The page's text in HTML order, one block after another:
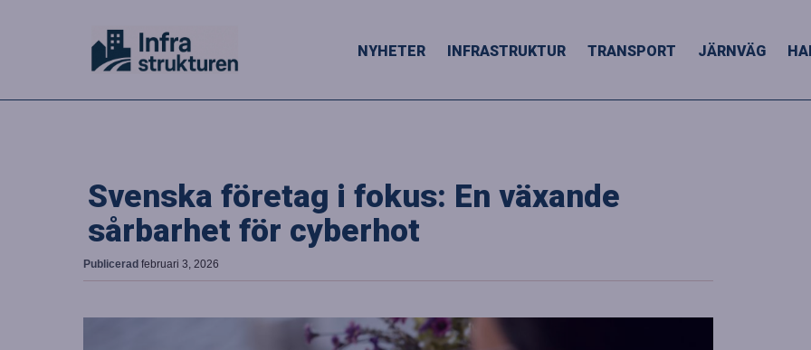
NYHETER INFRASTRUKTUR TRANSPORT JÄRNVÄG
Svenska företag i fokus: En växande
sårbarhet för cyberhot
Publicerad februari 3, 2026